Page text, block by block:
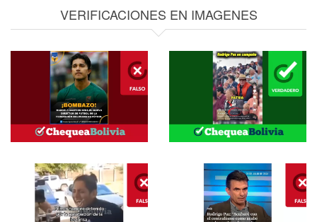
VERIFICACIONES EN IMAGENES